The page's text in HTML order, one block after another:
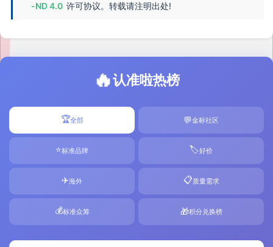
-ND 4.0 许可协议。转载请注明出处!
🔥认准啦热榜
🏆全部 💬金标社区
⭐标准品牌 🏷️好价
✈️海外 📋质量需求
💰标准众筹 🎁积分兑换榜